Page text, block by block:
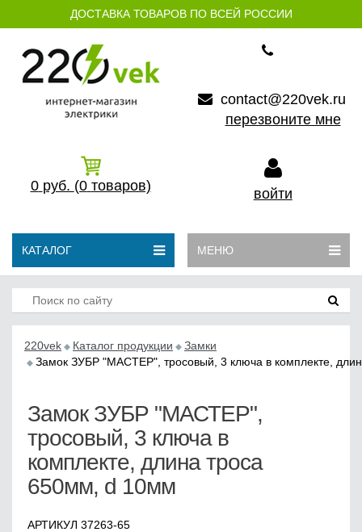
ДОСТАВКА ТОВАРОВ ПО ВСЕЙ РОССИИ
contact@220vek.ru
перезвоните мне
0 руб. (0 товаров) войти
КАТАЛОГ МЕНЮ
220vek Каталог продукции
Замки
Замок ЗУБР "МАСТЕР", тросовый, 3 ключа в комплекте,
Замок ЗУБР "МАСТЕР",
тросовый, 3 ключа в
комплекте, длина троса
650мм, d 10мм
АРТИКУЛ 37263-65